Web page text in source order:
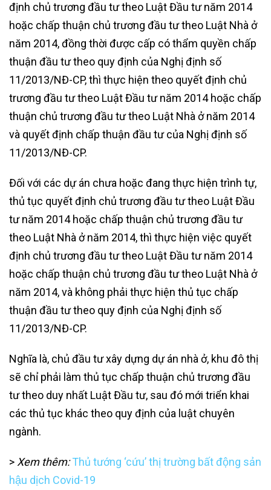
định chủ trương đầu tư theo Luật Đầu tư năm 2014
hoặc chấp thuận chủ trương đầu tư theo Luật Nhà ở
năm 2014, đồng thời được cấp có thẩm quyền chấp
thuận đầu tư theo quy định của Nghị định số
11/2013/NĐ-CP, thì thực hiện theo quyết định chủ
trương đầu tư theo Luật Đầu tư năm 2014 hoặc chấp
thuận chủ trương đầu tư theo Luật Nhà ở năm 2014
và quyết định chấp thuận đầu tư của Nghị định số
11/2013/NĐ-CP.
Đối với các dự án chưa hoặc đang thực hiện trình tự,
thủ tục quyết định chủ trương đầu tư theo Luật Đầu
tư năm 2014 hoặc chấp thuận chủ trương đầu tư
theo Luật Nhà ở năm 2014, thì thực hiện việc quyết
định chủ trương đầu tư theo Luật Đầu tư năm 2014
hoặc chấp thuận chủ trương đầu tư theo Luật Nhà ở
năm 2014, và không phải thực hiện thủ tục chấp
thuận đầu tư theo quy định của Nghị định số
11/2013/NĐ-CP.
Nghĩa là, chủ đầu tư xây dựng dự án nhà ở, khu đô thị
sẽ chỉ phải làm thủ tục chấp thuận chủ trương đầu
tư theo duy nhất Luật Đầu tư, sau đó mới triển khai
các thủ tục khác theo quy định của luật chuyên
ngành.
> Xem thêm: Thủ tướng ‘cứu’ thị trường bất động sản
hậu dịch Covid-19